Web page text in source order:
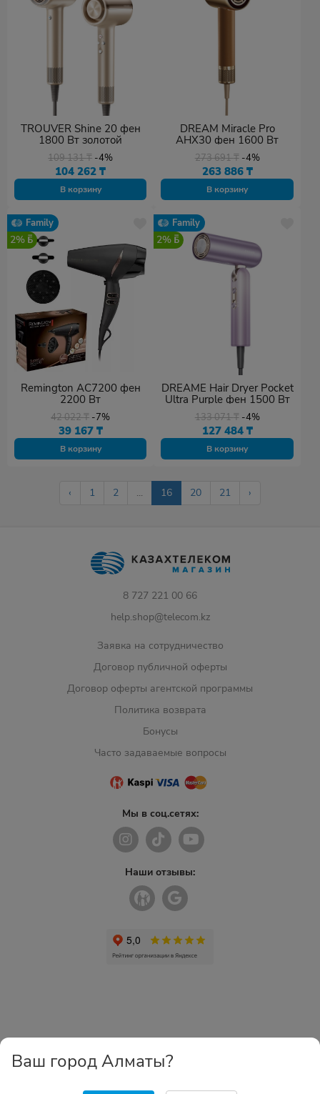
TROUVER Shine 20 фен
1800 Вт золотой
109 131₸ -4%
104 262₸
В корзину
DREAM Miracle Pro
AHX30 фен 1600 Вт
273 691₸ -4%
263 886 ₸
В корзину
Family
2%
Remington AC7200 фен
2200 Вт
42 022₸ -7%
39 167 ₸
В корзину
Family
2%
DREAME Hair Dryer Pocket
Ultra Purple фен 1500 Вт
133 071₸ -4%
127 484 ₸
В корзину
‹ 1 2 ... 16 20 21 ›
8 727 221 00 66
help.shop@telecom.kz
Заявка на сотрудничество
Договор публичной оферты
Договор оферты агентской программы
Политика возврата
Бонусы
Часто задаваемые вопросы
Мы в соц.сетях:
Наши отзывы:
Ваш город Алматы?